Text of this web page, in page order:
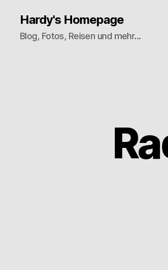
Hardy's Homepage
Blog, Fotos, Reisen und mehr...